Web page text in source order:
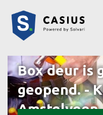
Box deur is
geopend. -
Amstelveen